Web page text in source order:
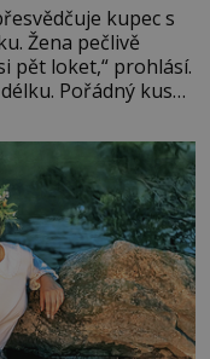
kupec s
Žena pečlivě
pět loket,“ prohlásí.
Pořádný kus
švadlena
vás, podívejte.“